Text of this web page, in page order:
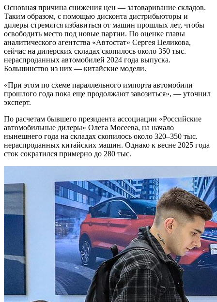
Основная причина снижения цен — затоваривание складов.
Таким образом, с помощью дисконта дистрибьюторы и
дилеры стремятся избавиться от машин прошлых лет, чтобы
освободить место под новые партии. По оценке главы
аналитического агентства «Автостат» Сергея Целикова,
сейчас на дилерских складах скопилось около 350 тыс.
нераспроданных автомобилей 2024 года выпуска.
Большинство из них — китайские модели.
«При этом по схеме параллельного импорта автомобили
прошлого года пока еще продолжают завозиться», — уточнил
эксперт.
По расчетам бывшего президента ассоциации «Российские
автомобильные дилеры» Олега Мосеева, на начало
нынешнего года на складах скопилось около 320–350 тыс.
нераспроданных китайских машин. Однако к весне 2025 года
сток сократился примерно до 280 тыс.